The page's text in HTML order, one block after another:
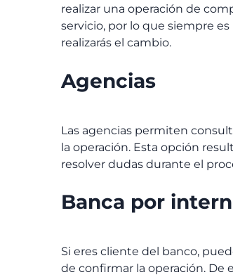
realizar una operación de
servicio, por lo que siempre
realizarás el cambio.
Agencias
Las agencias permiten
la operación. Esta opción
resolver dudas durante el
Banca por
Si eres cliente del banco,
de confirmar la operación. De